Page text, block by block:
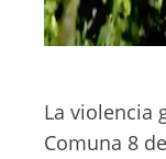
La violencia
Comuna 8